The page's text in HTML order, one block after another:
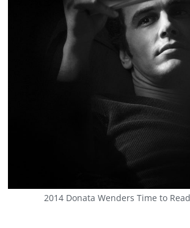
2014 Donata Wenders Time to